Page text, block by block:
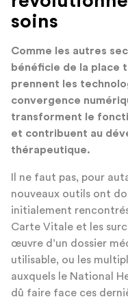
soins
Comme les autres
bénéficie de la place
prennent les
convergence
transforment le
et contribuent au
thérapeutique.
Il ne faut pas, pour
nouveaux outils ont
initialement
Carte Vitale et les
œuvre d’un dossier
utilisable, ou les
auxquels le National
dû faire face ces